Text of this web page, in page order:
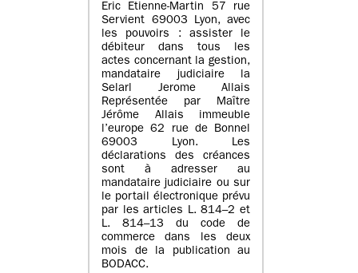
Eric Etienne-Martin 57 rue
Servient 69003 Lyon, avec
les pouvoirs : assister le
débiteur dans tous les
actes concernant la gestion,
mandataire judiciaire la
Selarl Jerome Allais
Représentée par Maître
Jérôme Allais immeuble
l’europe 62 rue de Bonnel
69003 Lyon. Les
déclarations des créances
sont à adresser au
mandataire judiciaire ou sur
le portail électronique prévu
par les articles L. 814–2 et
L. 814–13 du code de
commerce dans les deux
mois de la publication au
BODACC.